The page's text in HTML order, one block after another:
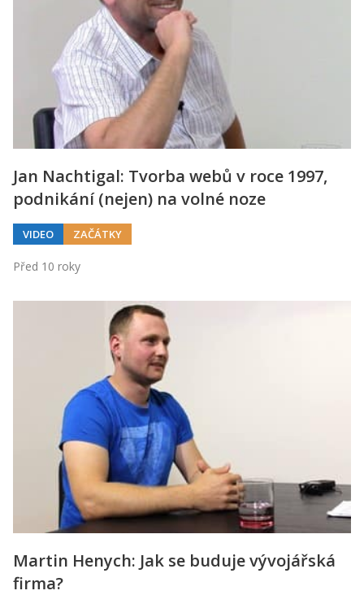
Jan Nachtigal: Tvorba webů v roce 1997,
podnikání (nejen) na volné noze
VIDEO ZAČÁTKY
Před 10 roky
Martin Henych: Jak se buduje vývojářská
firma?